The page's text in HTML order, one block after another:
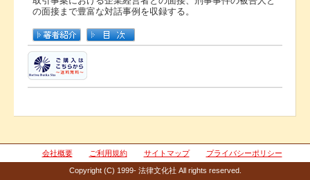
の面接まで豊富な対話事例を収録する。
会社概要 ご利用規約 サイトマップ プライバシーポリシー
Copyright (C) 1999- 法律文化社 All rights reserved.